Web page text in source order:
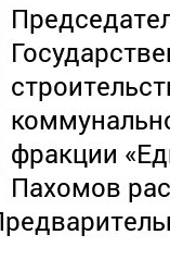
фракции
Пахомов